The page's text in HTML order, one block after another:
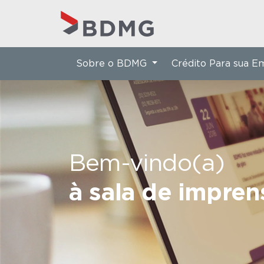
Bem-vindo(a)
à sala de
Sobre o BDMG Crédito Para sua